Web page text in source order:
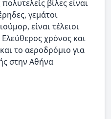
βίλες είναι
γεμάτοι
είναι τέλειοι
χρόνος και
και το αεροδρόμιο για
στην Αθήνα